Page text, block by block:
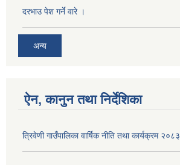
दरभाउ पेश गर्ने वारे ।
अन्य
ऐन, कानुन तथा निर्देशिका
त्रिवेणी गाउँपालिका वार्षिक नीति तथा कार्यक्रम २०८३